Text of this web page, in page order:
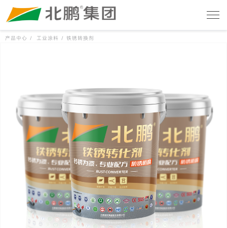
产品中心 / 工业涂料 / 铁锈转换剂